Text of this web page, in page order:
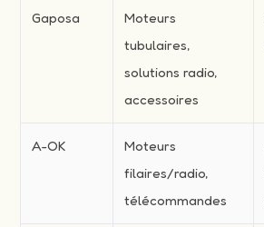
Gaposa
Moteurs
tubulaires,
solutions radio,
accessoires
A-OK
Moteurs
filaires/radio,
télécommandes